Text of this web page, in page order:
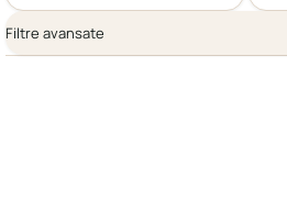
Filtre avansate